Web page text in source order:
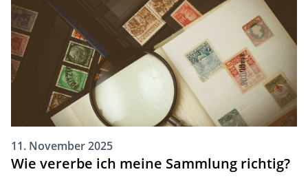
11. November 2025
Wie vererbe ich meine Sammlung richtig?